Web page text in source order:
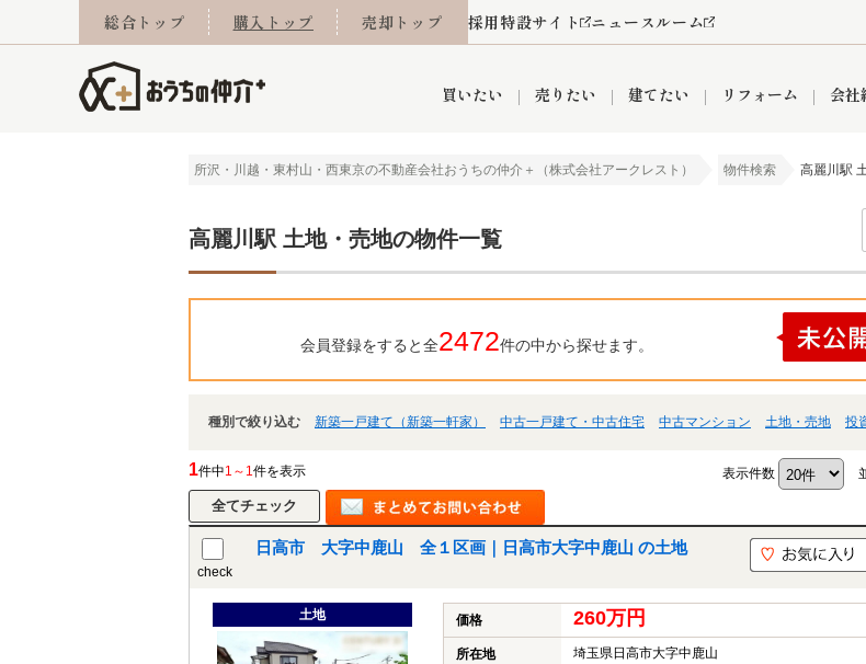
総合トップ 購入トップ 売却トップ 採用特設サイト ニュースルーム
買いたい
詳細条件から探す 学区から探す 町名から探す
グループ会社施工物件 リノベーション済み物件
今月の住宅ローン金利 8代疾病保証付き住宅ローン 団体信用
新
小平市
売りたい
不動産売却専門館 売却査定実績 売却成功実績
住み替え 離婚 不動産買取 空き家
西東京市 東久留米市 富士見市
建てたい
おうちLABO 建築事例
リフォーム
おうちのリフォーム リフォーム事例 【東京
会社
会社概要 スタッフ紹介 採用情報 総
所沢営業所 東所沢営業所 入間営業所 ひばりケ丘営業所
おうちLABO おうちパークグループの強み
不動産Q&A マンションカタログ おうちパークくらぶ
ご来店予約 オンライン相談予約 売却査定依頼 プライ
所沢・川越・東村山・西東京の不動産会社おうちの仲介＋（株式会社アークレスト） 物件検索 高麗川駅
高麗川駅 土地・売地の物件一覧
会員登録をすると全2472件の中から探せます。
種別で絞り込む 新築一戸建て（新築一軒家） 中古一戸建て・中古住宅 中古マンション 土地・売地 投
1件中1～1件を表示 表示件数
check
日高市 大字中鹿山 全１区画｜日高市大字中鹿山 の土地
土地 価格 260万円
所在地 埼玉県日高市大字中鹿山